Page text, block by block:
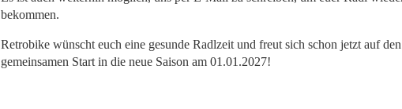
bekommen.
Retrobike wünscht euch eine gesunde Radlzeit und freut sich schon jetzt auf den
gemeinsamen Start in die neue Saison am 01.01.2027!